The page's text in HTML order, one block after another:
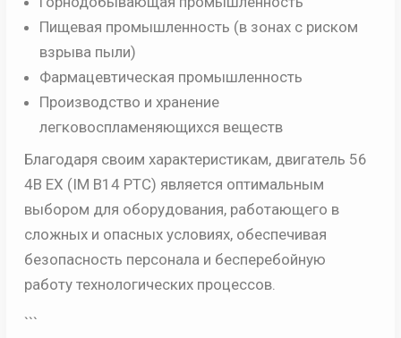
Пищевая промышленность (в зонах с риском
взрыва пыли)
Фармацевтическая промышленность
Производство и хранение
легковоспламеняющихся веществ
Благодаря своим характеристикам, двигатель 56
4B EX (IM B14 PTC) является оптимальным
выбором для оборудования, работающего в
сложных и опасных условиях, обеспечивая
безопасность персонала и бесперебойную
работу технологических процессов.
```